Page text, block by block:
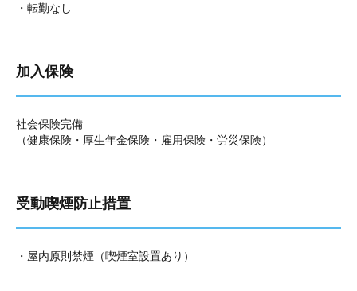
・転勤なし
加入保険
社会保険完備
（健康保険・厚生年金保険・雇用保険・労災保険）
受動喫煙防止措置
・屋内原則禁煙（喫煙室設置あり）